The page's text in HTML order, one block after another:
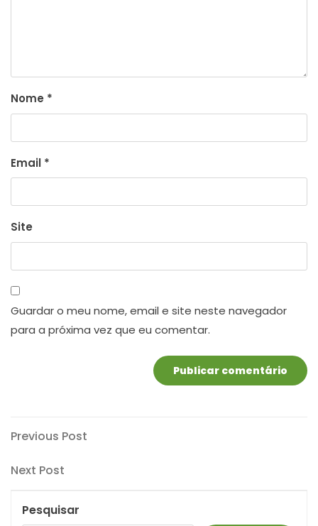
Nome *
Email *
Site
Guardar o meu nome, email e site neste navegador
para a próxima vez que eu comentar.
Navegação
de
artigos
Previous
Previous Post
Next
Next Post
Pesquisar